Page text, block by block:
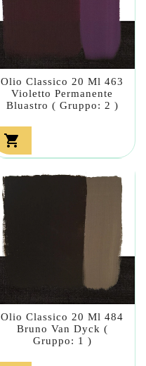
Olio Classico 20 Ml 463
Violetto Permanente
Bluastro ( Gruppo: 2 )

Olio Classico 20 Ml 484
Bruno Van Dyck (
Gruppo: 1 )